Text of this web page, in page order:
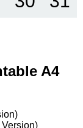
A4